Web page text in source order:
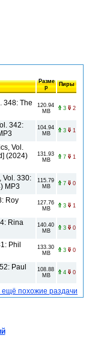
Разме
р
Пиры
348: The
120.94
MB
3 2
342:
104.94
MB
3 1
Vol.
(2024)
131.93
MB
7 1
Vol. 330:
MP3
115.79
MB
7 0
Roy
127.76
MB
3 1
Rina
140.40
MB
3 0
Phil
133.30
MB
3 0
Paul
108.88
MB
4 0
ещё похожие раздачи